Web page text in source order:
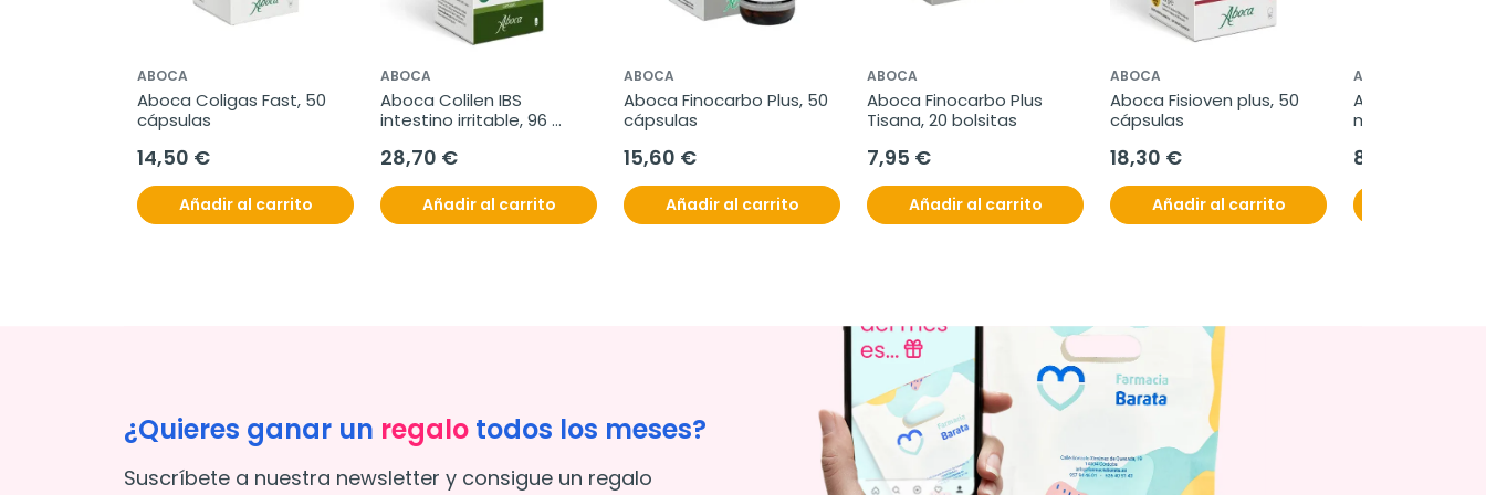
ABOCA
Aboca Coligas Fast, 50
cápsulas
14,50 €
Añadir al carrito
ABOCA
Aboca Colilen IBS
intestino irritable, 96
28,70 €
Añadir al carrito
ABOCA
Aboca Finocarbo Plus, 50
cápsulas
15,60 €
Añadir al carrito
ABOCA
Aboca Finocarbo Plus
Tisana, 20 bolsitas
7,95 €
Añadir al carrito
ABOCA
Aboca Fisioven plus, 50
cápsulas
18,30 €
Añadir al carrito
ABOCA
Aboca MeliLax
microenema
8,95 €
¿Quieres ganar un regalo todos los meses?
Suscríbete a nuestra newsletter y consigue un regalo